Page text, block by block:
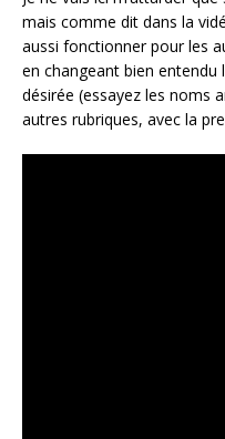
mais comme dit dans la
aussi fonctionner pour les
en changeant bien entendu
désirée (essayez les noms
autres rubriques, avec la